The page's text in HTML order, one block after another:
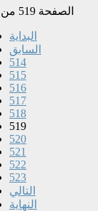
الصفحة 519 من 541
البداية
السابق
514
515
516
517
518
519
520
521
522
523
التالي
النهاية